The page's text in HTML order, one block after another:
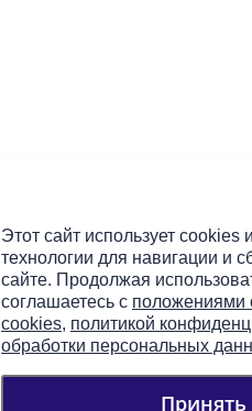
Этот сайт использует cookies
технологии для навигации и
сайте. Продолжая
соглашаетесь с положениями
cookies, политикой
обработки персональных
Принять